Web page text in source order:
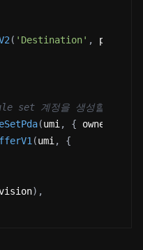
( 'Destination' , program
set 계정을 생성할 때.
(umi , { owner
(umi ,
{
) ,